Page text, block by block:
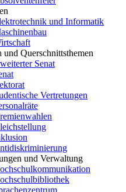
und Informatik
und Querschnittsthemen
Senat
Vertretungen
und Verwaltung